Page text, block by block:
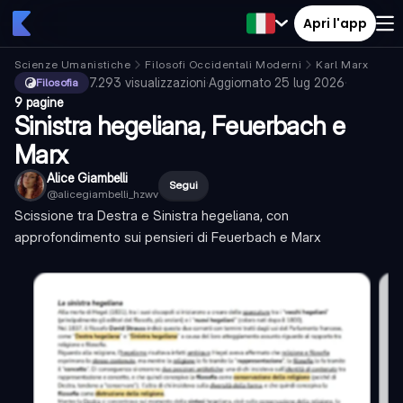
Apri l'app
Scienze Umanistiche Filosofi Occidentali Moderni
Karl Marx
Filosofia
7.293 visualizzazioni·Aggiornato 25 lug 2026·
9 pagine
Sinistra hegeliana, Feuerbach e
Marx
Alice Giambelli
@alicegiambelli_hzwv
Segui
Scissione tra Destra e Sinistra hegeliana, con
approfondimento sui pensieri di Feuerbach e Marx